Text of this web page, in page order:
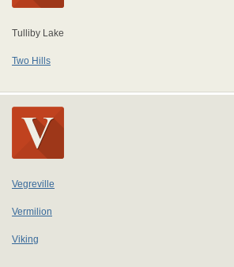
Tulliby Lake
Two Hills
Vegreville
Vermilion
Viking